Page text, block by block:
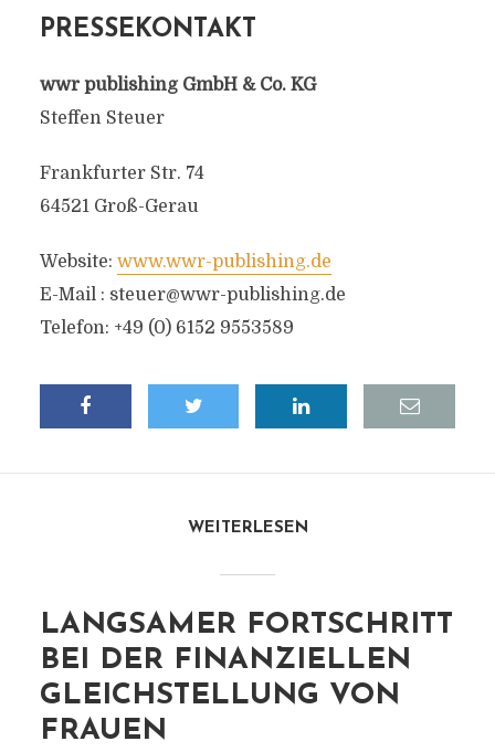
PRESSEKONTAKT
wwr publishing GmbH & Co. KG
Steffen Steuer
Frankfurter Str. 74
64521 Groß-Gerau
Website: www.wwr-publishing.de
E-Mail : steuer@wwr-publishing.de
Telefon: +49 (0) 6152 9553589
WEITERLESEN
LANGSAMER FORTSCHRITT
BEI DER FINANZIELLEN
GLEICHSTELLUNG VON
FRAUEN